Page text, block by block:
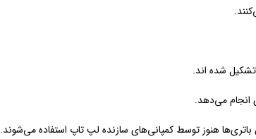
تشکیل شده اند.
انجام می‌دهد.
هنوز توسط کمپانی‌های سازنده لپ تاپ استفاده می‌شوند.